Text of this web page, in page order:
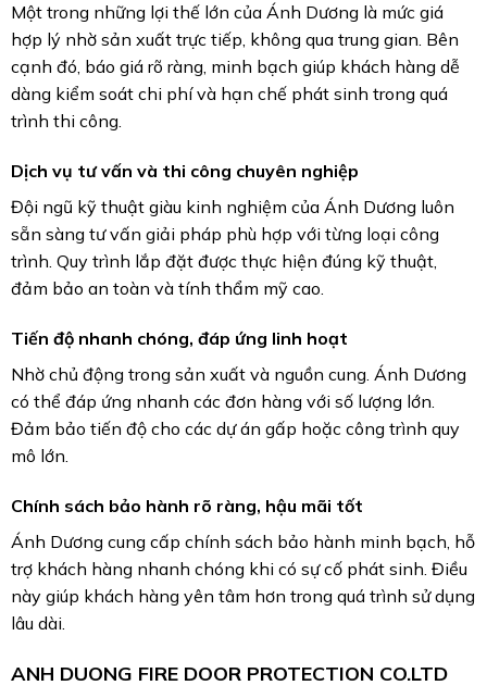
Một trong những lợi thế lớn của Ánh Dương là mức giá
hợp lý nhờ sản xuất trực tiếp, không qua trung gian. Bên
cạnh đó, báo giá rõ ràng, minh bạch giúp khách hàng dễ
dàng kiểm soát chi phí và hạn chế phát sinh trong quá
trình thi công.
Dịch vụ tư vấn và thi công chuyên nghiệp
Đội ngũ kỹ thuật giàu kinh nghiệm của Ánh Dương luôn
sẵn sàng tư vấn giải pháp phù hợp với từng loại công
trình. Quy trình lắp đặt được thực hiện đúng kỹ thuật,
đảm bảo an toàn và tính thẩm mỹ cao.
Tiến độ nhanh chóng, đáp ứng linh hoạt
Nhờ chủ động trong sản xuất và nguồn cung. Ánh Dương
có thể đáp ứng nhanh các đơn hàng với số lượng lớn.
Đảm bảo tiến độ cho các dự án gấp hoặc công trình quy
mô lớn.
Chính sách bảo hành rõ ràng, hậu mãi tốt
Ánh Dương cung cấp chính sách bảo hành minh bạch, hỗ
trợ khách hàng nhanh chóng khi có sự cố phát sinh. Điều
này giúp khách hàng yên tâm hơn trong quá trình sử dụng
lâu dài.
ANH DUONG FIRE DOOR PROTECTION CO.LTD